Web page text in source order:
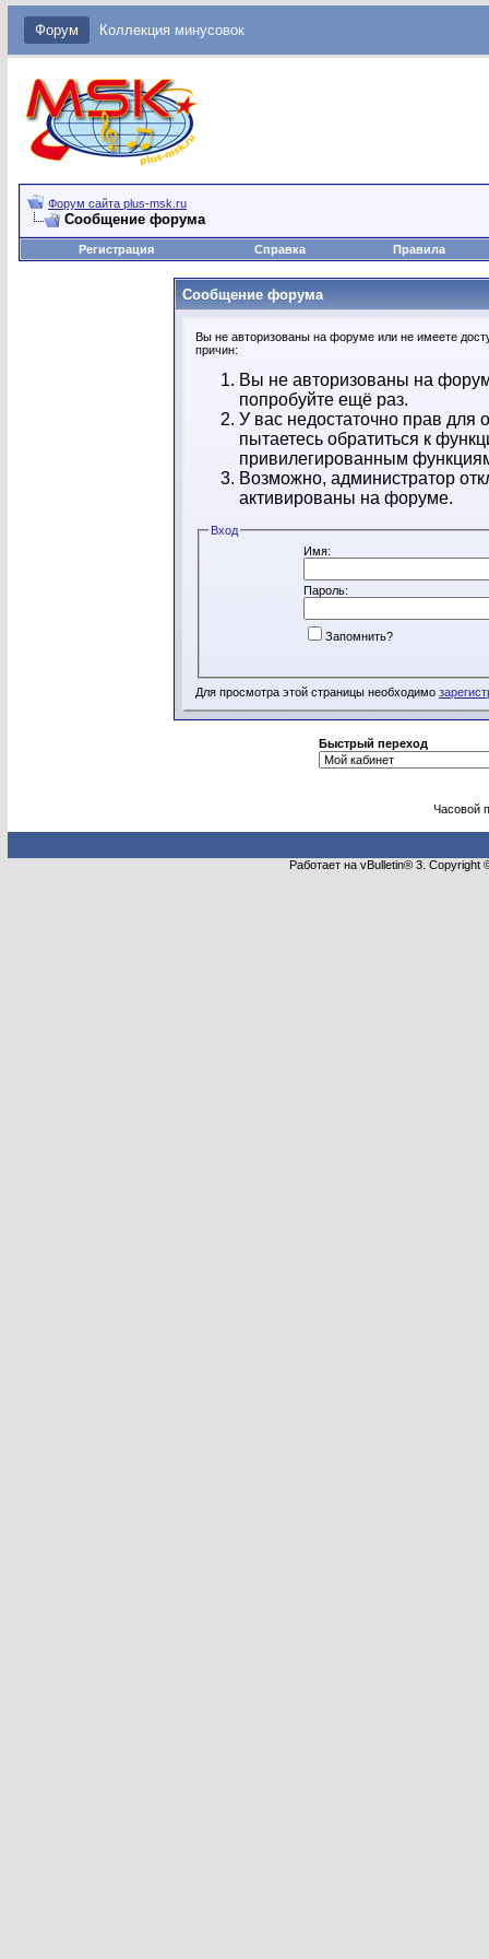
Форум Коллекция минусовок
Форум сайта plus-msk.ru
Сообщение форума
Регистрация Справка Правила
Сообщение форума
Вы не авторизованы на форуме или не имеете
причин:
Вы не авторизованы на
попробуйте ещё раз.
У вас недостаточно прав
пытаетесь обратиться к
привилегированным
Возможно, администратор
активированы на форуме.
Вход
Имя:
Пароль:
Запомнить?
Для просмотра этой страницы необходимо
Быстрый переход
Часовой
Работает на vBulletin® 3.